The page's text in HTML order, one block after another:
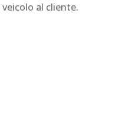
al cliente.